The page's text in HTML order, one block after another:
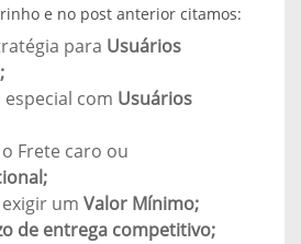
e no post anterior citamos:
para Usuários
com Usuários
Frete caro ou
um Valor Mínimo;
de entrega competitivo;